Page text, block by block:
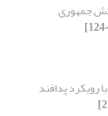
جمهوری
با رویکرد پدافند